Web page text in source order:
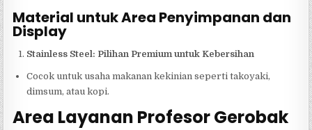
Material untuk Area Penyimpanan dan
Display
Stainless Steel: Pilihan Premium untuk Kebersihan
Cocok untuk usaha makanan kekinian seperti takoyaki,
dimsum, atau kopi.
Area Layanan Profesor Gerobak